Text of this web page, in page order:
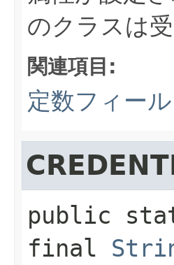
のクラスは
関連項目:
定数フィー
public
final